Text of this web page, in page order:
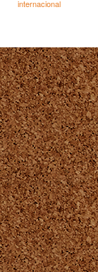
internacional